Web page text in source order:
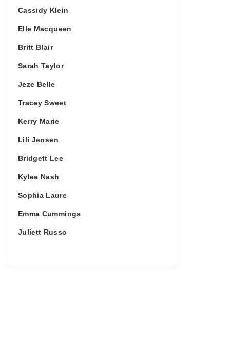
Cassidy Klein
Elle Macqueen
Britt Blair
Sarah Taylor
Jeze Belle
Tracey Sweet
Kerry Marie
Lili Jensen
Bridgett Lee
Kylee Nash
Sophia Laure
Emma Cummings
Juliett Russo